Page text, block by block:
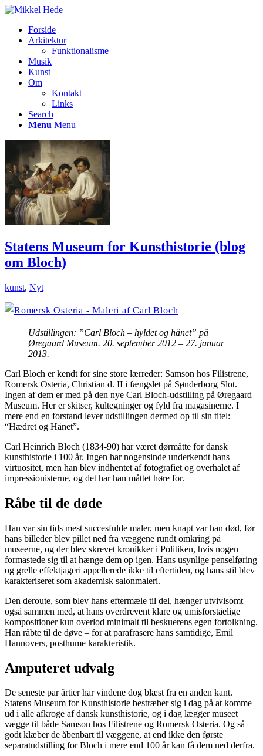
Forside
Arkitektur
Funktionalisme
Musik
Kunst
Om
Kontakt
Links
Search
Menu Menu
Statens Museum for Kunsthistorie (blog
om Bloch)
kunst, Nyt
Udstillingen: ”Carl Bloch – hyldet og hånet” på
Øregaard Museum. 20. september 2012 – 27. januar
2013.
Carl Bloch er kendt for sine store lærreder: Samson hos Filistrene,
Romersk Osteria, Christian d. II i fængslet på Sønderborg Slot.
Ingen af dem er med på den nye Carl Bloch-udstilling på Øregaard
Museum. Her er skitser, kultegninger og fyld fra magasinerne. I
mere end en forstand lever udstillingen dermed op til sin titel:
“Hædret og Hånet”.
Carl Heinrich Bloch (1834-90) har været dørmåtte for dansk
kunsthistorie i 100 år. Ingen har nogensinde underkendt hans
virtuositet, men han blev indhentet af fotografiet og overhalet af
impressionisterne, og det har han måttet høre for.
Råbe til de døde
Han var sin tids mest succesfulde maler, men knapt var han død, før
hans billeder blev pillet ned fra væggene rundt omkring på
museerne, og der blev skrevet kronikker i Politiken, hvis nogen
formastede sig til at hænge dem op igen. Hans usynlige penselføring
og grelle effektjageri appellerede ikke til eftertiden, og hans stil blev
karakteriseret som akademisk salonmaleri.
Den deroute, som blev hans eftermæle til del, hænger utvivlsomt
også sammen med, at hans overdrevent klare og umisforståelige
kompositioner kun overlod minimalt til beskuerens egen fortolkning.
Han råbte til de døve – for at parafrasere hans samtidige, Emil
Hannovers, posthume karakteristik.
Amputeret udvalg
De seneste par årtier har vindene dog blæst fra en anden kant.
Statens Museum for Kunsthistorie bestræber sig i dag på at komme
ud i alle afkroge af dansk kunsthistorie, og i dag lægger museet
vægge til både Samson hos Filistrene og Romersk Osteria. Og så
godt klæber de åbenbart til væggene, at end ikke den første
separatudstilling for Bloch i mere end 100 år kan få dem ned derfra.